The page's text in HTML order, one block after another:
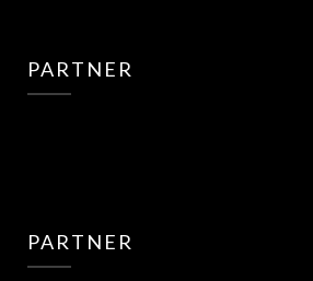
PARTNER
PARTNER